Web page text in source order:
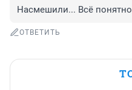
Насмешили... Всё
ОТВЕТИТЬ